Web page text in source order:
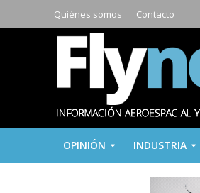
Quiénes somos Contacto
OPINIÓN INDUSTRIA